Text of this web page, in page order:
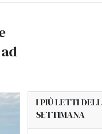
I PIÙ LETTI
SETTIMANA